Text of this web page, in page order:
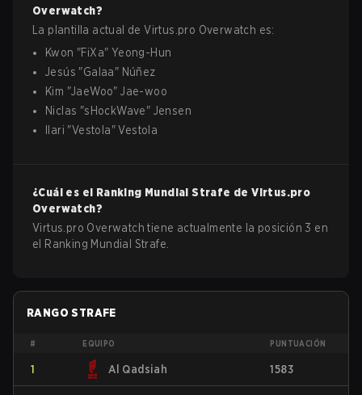
Overwatch?
La plantilla actual deVirtus.pro Overwatch es:
Kwon "FiXa" Yeong-Hun
Jesús "Galaa" Núñez
Kim "JaeWoo"Jae-woo
Niclas "sHockWave" Jensen
Ilari "Vestola"Vestola
¿Cuál es el Ranking Mundial Strafe deVirtus.pro
Overwatch?
Virtus.pro Overwatch tiene actualmente la posición 3 en
el Ranking Mundial Strafe.
RANGO STRAFE
# EQUIPO PUNTUACIÓN
1 Al Qadsiah 1583